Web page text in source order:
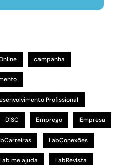
campanha
Profissional
DISC Emprego Empresa
LabConexões
me ajuda LabRevista